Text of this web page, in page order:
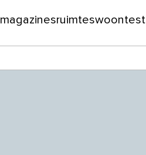
magazinesruimteswoontest